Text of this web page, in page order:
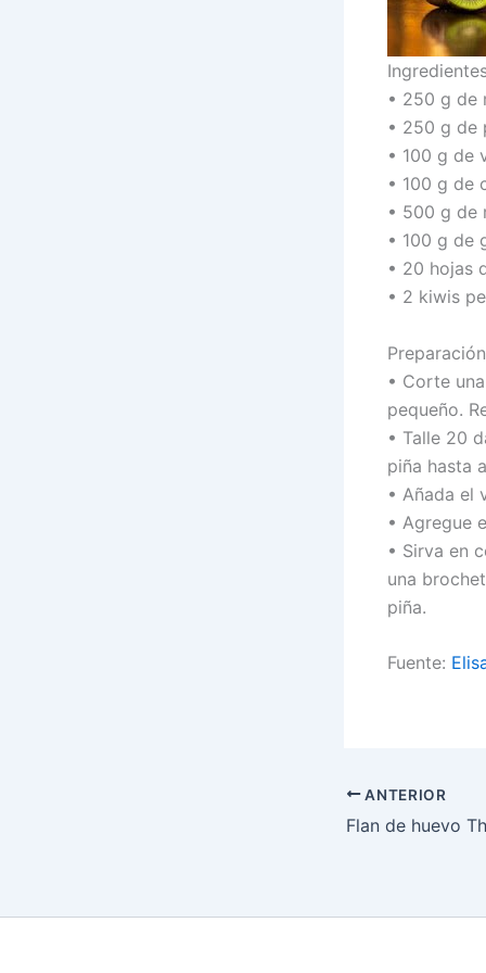
• 250 g de
• 250 g de
• 100 g de
• 100 g de
• 500 g de
• 100 g de
• 20 hojas
• 2 kiwis
• Corte
pequeño.
• Talle 20
piña hasta
• Añada el
• Agregue
• Sirva en
una
piña.
Fuente:
ANTERIOR
Flan de huevo